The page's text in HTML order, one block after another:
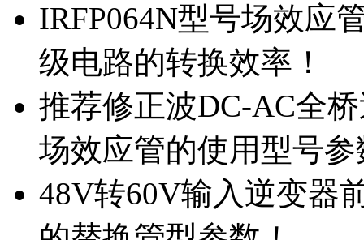
IRFP064N型号场效应
级电路的转换效率！
推荐修正波DC-AC全
场效应管的使用型号参
48V转60V输入逆变器